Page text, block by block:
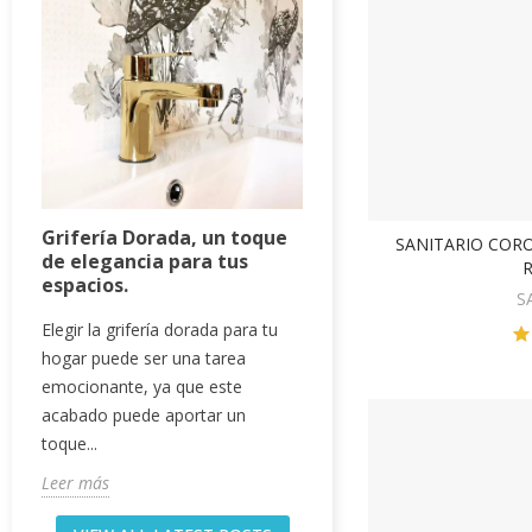
SANITARIO
Grifería Dorada, un toque
de elegancia para tus
espacios.
Elegir la grifería dorada para tu
hogar puede ser una tarea
emocionante, ya que este
acabado puede aportar un
toque...
Leer más
Optar por un lavaplatos
estética, sino también